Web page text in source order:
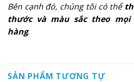
Bên cạnh đó, chúng tôi có thể
thước và màu sắc theo mọi
hàng.
SẢN PHẨM TƯƠNG TỰ